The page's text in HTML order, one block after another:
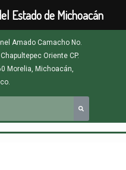
Amado Camacho No.
Oriente CP.
Morelia, Michoacán,
Estado de Michoacán